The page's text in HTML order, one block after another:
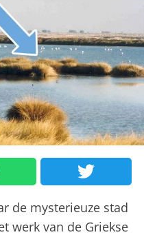
de mysterieuze stad
werk van de Griekse